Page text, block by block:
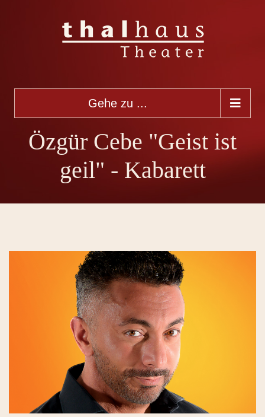
Gehe zu ...
Özgür Cebe "Geist ist
geil" - Kabarett